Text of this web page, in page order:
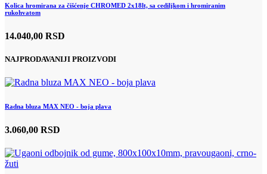
Kolica hromirana za čišćenje CHROMED 2x18lt, sa cediljkom i hromiranim
rukohvatom
14.040,00 RSD
NAJPRODAVANIJI PROIZVODI
Radna bluza MAX NEO - boja plava
3.060,00 RSD